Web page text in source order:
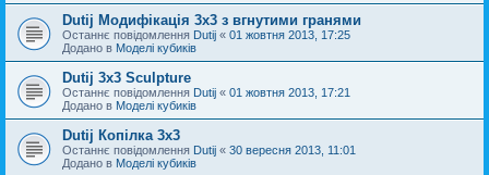
Dutij Модифікація 3х3 з вгнутими гранями
Останнє повідомлення Dutij « 01 жовтня 2013, 17:25
Додано в Моделі кубиків
Dutij 3x3 Sculpture
Останнє повідомлення Dutij « 01 жовтня 2013, 17:21
Додано в Моделі кубиків
Dutij Копілка 3х3
Останнє повідомлення Dutij « 30 вересня 2013, 11:01
Додано в Моделі кубиків